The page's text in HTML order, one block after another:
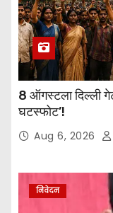
8 ऑगस्टला दिल्ली
घटस्फोट’!
Aug 6, 2026
निवेदन